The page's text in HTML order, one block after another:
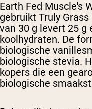
Earth Fed Muscle's
gebruikt Truly
van 30 g levert 25 g
koolhydraten. De
biologische
biologische stevia.
kopers die een
biologische